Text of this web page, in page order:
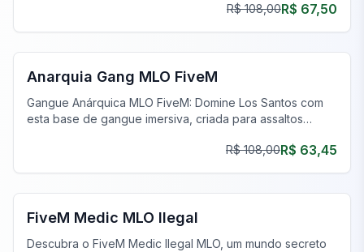
R$ 108,00R$ 67,50
FiveM Gangue MLO
Anarquia Gang MLO FiveM
Gangue Anárquica MLO FiveM: Domine Los Santos com
esta base de gangue imersiva, criada para assaltos
R$ 108,00R$ 63,45
FiveM Negócios MLO
FiveM Medic MLO Ilegal
Descubra o FiveM Medic Ilegal MLO, um mundo secreto